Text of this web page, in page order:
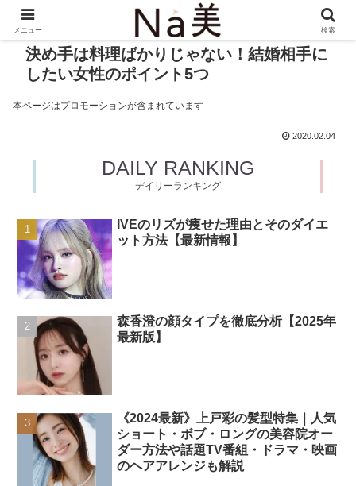
決め手は料理ばかりじゃない！結婚相手に
したい女性のポイント5つ
本ページはプロモーションが含まれています
2020.02.04
DAILY RANKING
デイリーランキング
IVEのリズが痩せた理由とそのダイエ
ット方法【最新情報】
森香澄の顔タイプを徹底分析【2025年
最新版】
《2024最新》上戸彩の髪型特集｜人気
ショート・ボブ・ロングの美容院オー
ダー方法や話題TV番組・ドラマ・映画
のヘアアレンジも解説
メニュー 検索